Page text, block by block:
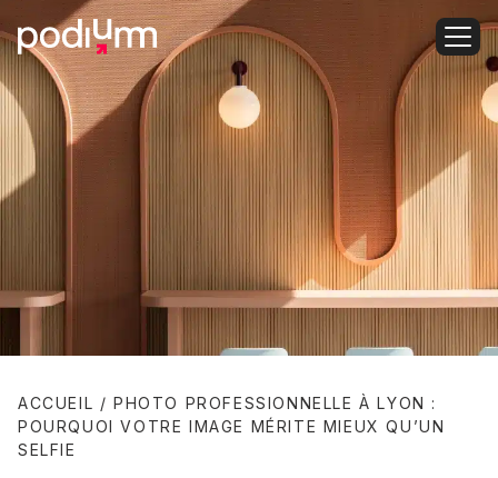
ACCUEIL /PHOTO PROFESSIONNELLE À LYON :
POURQUOI VOTRE IMAGE MÉRITE MIEUX QU’UN
SELFIE